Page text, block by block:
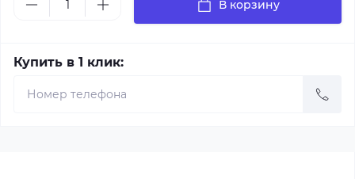
В корзину
Купить в 1 клик: